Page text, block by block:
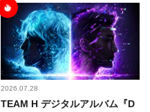
2026.07.28
TEAM H デジタルアルバム『D